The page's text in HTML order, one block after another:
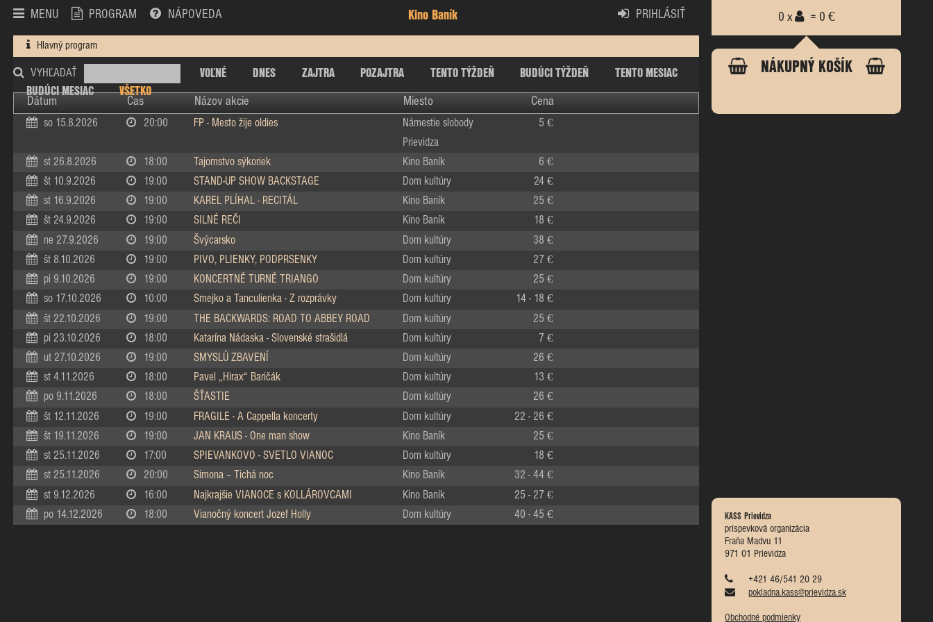
MENU PROGRAM NÁPOVEDA Kino Baník PRIHLÁSIŤ
Hlavný program
VYHĽADAŤ VOĽNÉ DNES ZAJTRA POZAJTRA TENTO TÝŽDEŇ BUDÚCI TÝŽDEŇ
TENTO MESIAC
BUDÚCI MESIAC
VŠETKO
Dátum Čas Názov akcie Miesto Cena
0 x = 0 €
NÁKUPNÝ KOŠÍK
KASS Prievidza
príspevková organizácia
Fraňa Madvu 11
971 01 Prievidza
+421 46/541 20 29
pokladna.kass@prievidza.sk
Obchodné podmienky
so 15.8.2026 20:00 FP - Mesto žije oldies
Námestie slobody
Prievidza
5 €
st 26.8.2026 18:00 Tajomstvo sýkoriek Kino Baník 6 €
št 10.9.2026 19:00 STAND-UP SHOW BACKSTAGE Dom kultúry 24 €
st 16.9.2026 19:00 KAREL PLÍHAL - RECITÁL Kino Baník 25 €
št 24.9.2026 19:00 SILNÉ REČI Kino Baník 18 €
ne 27.9.2026 19:00 Švýcarsko Dom kultúry 38 €
št 8.10.2026 19:00 PIVO, PLIENKY, PODPRSENKY Dom kultúry 27 €
pi 9.10.2026 19:00 KONCERTNÉ TURNÉ TRIANGO Dom kultúry 25 €
so 17.10.2026 10:00 Smejko a Tanculienka - Z rozprávky Dom kultúry 14 - 18 €
št 22.10.2026 19:00 THE BACKWARDS: ROAD TO ABBEY ROAD Dom kultúry 25 €
pi 23.10.2026 18:00 Katarína Nádaska - Slovenské strašidlá Dom kultúry 7 €
ut 27.10.2026 19:00 SMYSLŮ ZBAVENÍ Dom kultúry 26 €
st 4.11.2026 18:00 Pavel „Hirax“ Baričák Dom kultúry 13 €
po 9.11.2026 18:00 ŠŤASTIE Dom kultúry 26 €
št 12.11.2026 19:00 FRAGILE - A Cappella koncerty Dom kultúry 22 - 26 €
št 19.11.2026 19:00 JAN KRAUS - One man show Kino Baník 25 €
st 25.11.2026 17:00 SPIEVANKOVO - SVETLO VIANOC Dom kultúry 18 €
st 25.11.2026 20:00 Simona – Tichá noc Kino Baník 32 - 44 €
st 9.12.2026 16:00 Najkrajšie VIANOCE s KOLLÁROVCAMI Kino Baník 25 - 27 €
po 14.12.2026 18:00 Vianočný koncert Jozef Holly Dom kultúry 40 - 45 €